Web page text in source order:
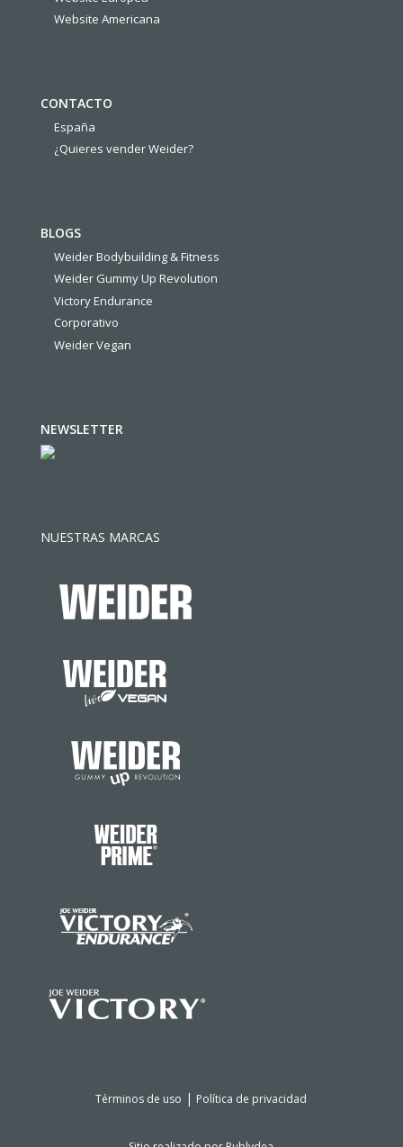
Website Americana
CONTACTO
España
¿Quieres vender Weider?
BLOGS
Weider Bodybuilding & Fitness
Weider Gummy Up Revolution
Victory Endurance
Corporativo
Weider Vegan
NEWSLETTER
NUESTRAS MARCAS
Términos de uso | Política de privacidad